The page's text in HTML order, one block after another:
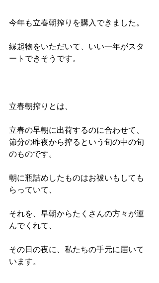
今年も立春朝搾りを購入できました。
縁起物をいただいて、いい一年がスタ
ートできそうです。
立春朝搾りとは、
立春の早朝に出荷するのに合わせて、
節分の昨夜から搾るという旬の中の旬
のものです。
朝に瓶詰めしたものはお祓いもしても
らっていて、
それを、早朝からたくさんの方々が運
んでくれて、
その日の夜に、私たちの手元に届いて
います。